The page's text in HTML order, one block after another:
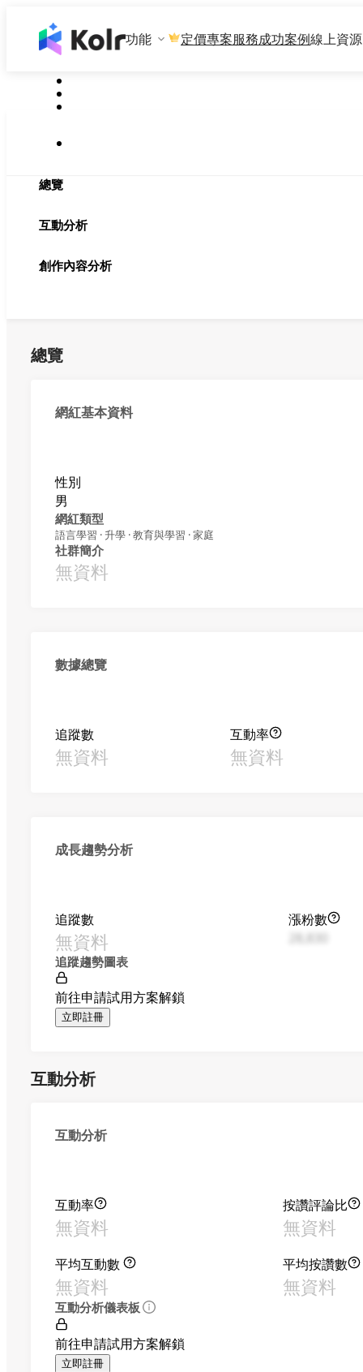
功能 定價專案服務成功案例線上資源
總覽
互動分析
創作內容分析
總覽
網紅基本資料
性別
男
網紅類型
語言學習 · 升學 · 教育與學習 · 家庭
社群簡介
無資料
數據總覽
追蹤數
無資料
互動率
無資料
成長趨勢分析
追蹤數
無資料
漲粉數
追蹤趨勢圖表
前往申請試用方案解鎖
立即註冊
互動分析
互動分析
互動率
無資料
按讚評論比
無資料
平均互動數
無資料
平均按讚數
無資料
互動分析儀表板
前往申請試用方案解鎖
立即註冊